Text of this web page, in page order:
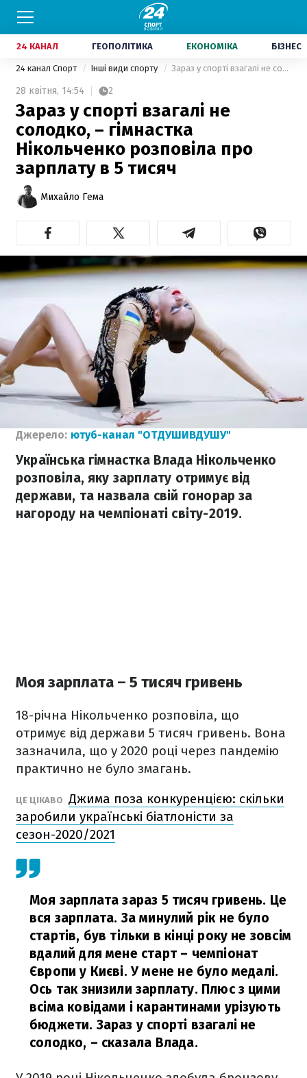
24 КАНАЛ ГЕОПОЛІТИКА ЕКОНОМІКА БІЗНЕС
24 канал Спорт Інші види спорту Зараз у спорті взагалі не солодко, – гімнастка Нікольченко розповіла про зарплату в 5 тисяч
28 квітня, 14:54 2
Зараз у спорті взагалі не
солодко, – гімнастка
Нікольченко розповіла про
зарплату в 5 тисяч
Михайло Гема
Джерело: ютуб-канал "ОТДУШИВДУШУ"
Українська гімнастка Влада Нікольченко
розповіла, яку зарплату отримує від
держави, та назвала свій гонорар за
нагороду на чемпіонаті світу-2019.
Моя зарплата – 5 тисяч гривень
18-річна Нікольченко розповіла, що
отримує від держави 5 тисяч гривень. Вона
зазначила, що у 2020 році через пандемію
практично не було змагань.
ЦЕ ЦІКАВО Джима поза конкуренцією: скільки
заробили українські біатлоністи за
сезон-2020/2021
Моя зарплата зараз 5 тисяч гривень. Це
вся зарплата. За минулий рік не було
стартів, був тільки в кінці року не зовсім
вдалий для мене старт – чемпіонат
Європи у Києві. У мене не було медалі.
Ось так знизили зарплату. Плюс з цими
всіма ковідами і карантинами урізують
бюджети. Зараз у спорті взагалі не
солодко, – сказала Влада.